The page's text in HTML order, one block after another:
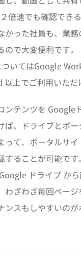
倍速でも確認でき
かった社員も、業
ので大変便利です
いてはGoogle
上でご利用いただ
ンテンツを Google
ば、ドライブとポ
って、ポータルサ
することが可能で
ドライブ か
わざわざ毎回ペー
ンスもしやすいの